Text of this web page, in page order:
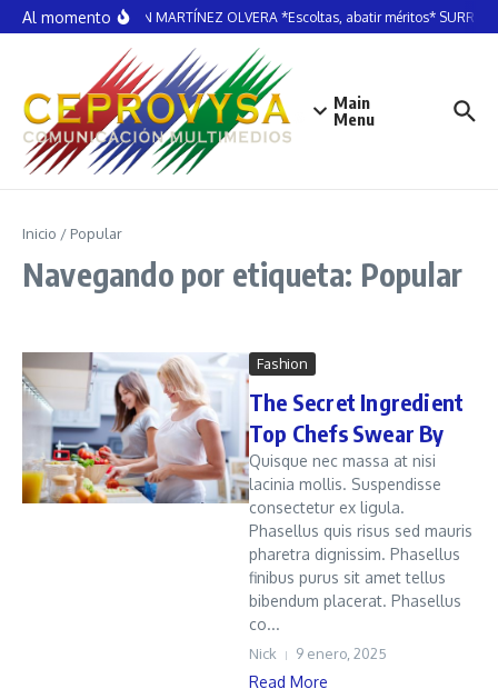
Saltar al contenido
Al momentoMARTÍN MARTÍNEZ OLVERA *Escoltas, abatir méritos*
Main
Menu
Inicio / Popular
Navegando por etiqueta: Popular
Fashion
The Secret Ingredient
Top Chefs Swear By
Quisque nec massa at nisi
lacinia mollis. Suspendisse
consectetur ex ligula.
Phasellus quis risus sed mauris
pharetra dignissim. Phasellus
finibus purus sit amet tellus
bibendum placerat. Phasellus
co...
Nick 9 enero, 2025
Read More